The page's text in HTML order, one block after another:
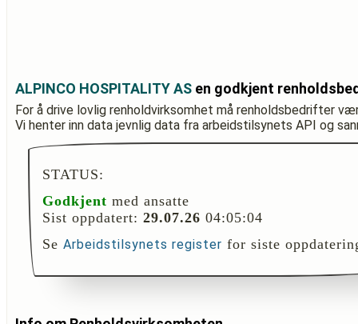
ALPINCO HOSPITALITY AS en godkjent
For å drive lovlig renholdvirksomhet må renholdsbedrifter
Vi henter inn data jevnlig data fra arbeidstilsynets API og
STATUS:
Godkjent med ansatte
Sist oppdatert: 29.07.26 04:05:04
Se Arbeidstilsynets register for siste